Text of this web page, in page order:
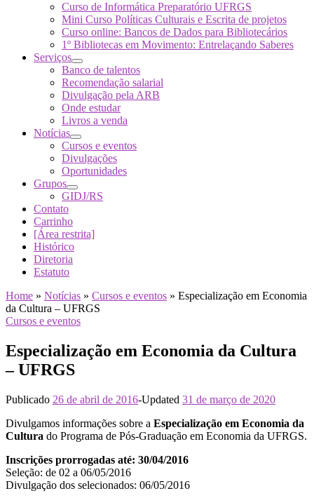
Curso de Informática Preparatório UFRGS
Mini Curso Políticas Culturais e Escrita de projetos
Curso online: Bancos de Dados para Bibliotecários
1º Bibliotecas em Movimento: Entrelaçando Saberes
Serviços
Banco de talentos
Recomendação salarial
Divulgação pela ARB
Onde estudar
Livros a venda
Notícias
Cursos e eventos
Divulgações
Oportunidades
Grupos
GIDJ/RS
Contato
Carrinho
[Área restrita]
Histórico
Diretoria
Estatuto
Home » Notícias » Cursos e eventos » Especialização em Economia
da Cultura – UFRGS
Cursos e eventos
Especialização em Economia da Cultura
– UFRGS
Publicado 26 de abril de 2016-Updated 31 de março de 2020
Divulgamos informações sobre a Especialização em Economia da
Cultura do Programa de Pós-Graduação em Economia da UFRGS.
Inscrições prorrogadas até: 30/04/2016
Seleção: de 02 a 06/05/2016
Divulgação dos selecionados: 06/05/2016